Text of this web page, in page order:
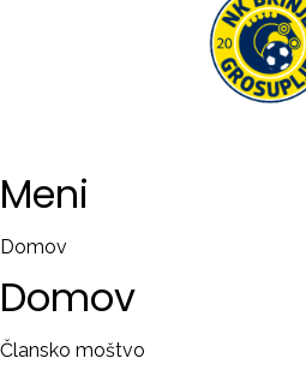
Meni
Domov
Domov
Člansko moštvo